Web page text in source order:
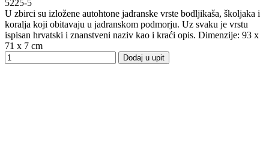
5225-5
U zbirci su izložene autohtone jadranske vrste bodljikaša, školjaka i
koralja koji obitavaju u jadranskom podmorju. Uz svaku je vrstu
ispisan hrvatski i znanstveni naziv kao i kraći opis. Dimenzije: 93 x
71 x 7 cm
Dodaj u upit